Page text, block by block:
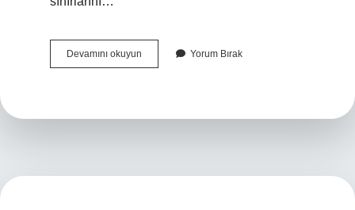
Devamını okuyun Schmerber
nedir
Yorum Bırak